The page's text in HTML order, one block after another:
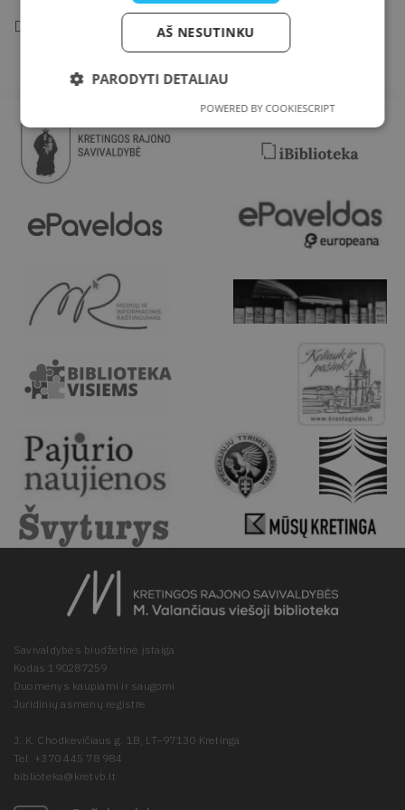
Daugiau informacijos https://www.auksinisprotas.lt/
Savivaldybės biudžetinė įstaiga
Kodas 190287259
Duomenys kaupiami ir saugomi
Juridinių asmenų registre
J. K. Chodkevičiaus g. 1B, LT–97130 Kretinga
Tel. +370 445 78 984
biblioteka@kretvb.lt
AŠ NESUTINKU
PARODYTI DETALIAU
POWERED BY COOKIESCRIPT